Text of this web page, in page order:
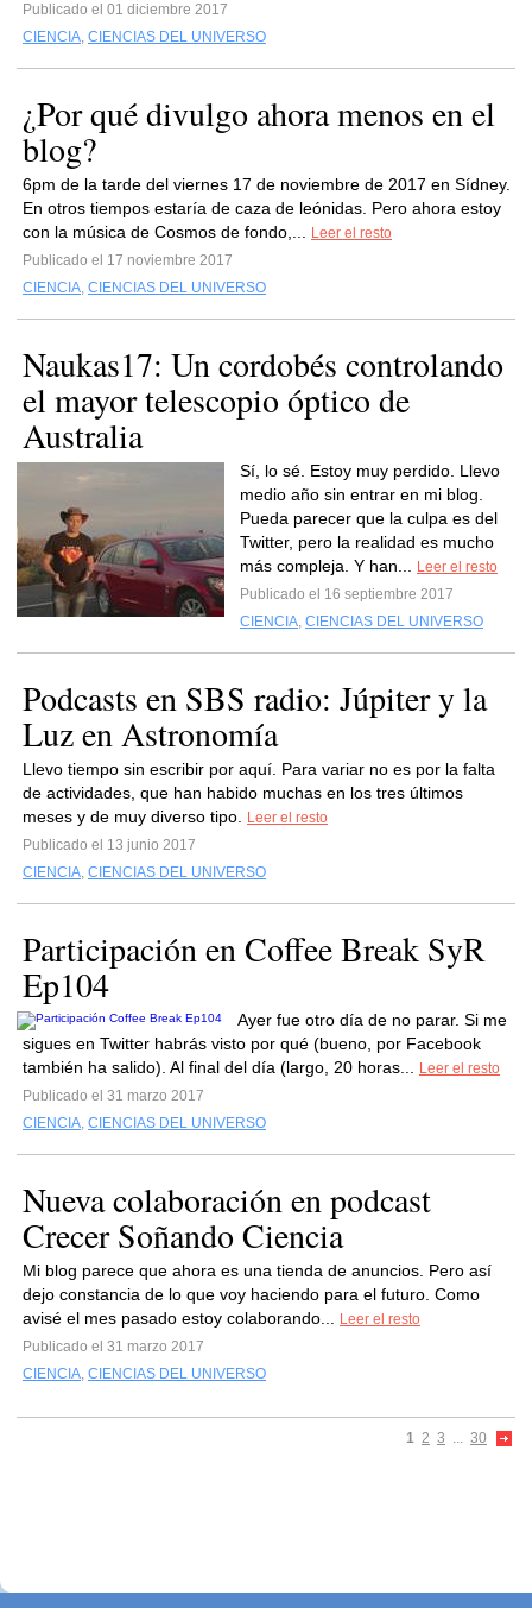
Publicado el 01 diciembre 2017
CIENCIA, CIENCIAS DEL UNIVERSO
¿Por qué divulgo ahora menos en el
blog?
6pm de la tarde del viernes 17 de noviembre de 2017 en Sídney.
En otros tiempos estaría de caza de leónidas. Pero ahora estoy
con la música de Cosmos de fondo,...
Leer el resto
Publicado el 17 noviembre 2017
CIENCIA, CIENCIAS DEL UNIVERSO
Naukas17: Un cordobés controlando
el mayor telescopio óptico de
Australia
Sí, lo sé. Estoy muy perdido. Llevo
medio año sin entrar en mi blog.
Pueda parecer que la culpa es del
Twitter, pero la realidad es mucho
más compleja. Y han...
Leer el resto
Publicado el 16 septiembre 2017
CIENCIA, CIENCIAS DEL UNIVERSO
Podcasts en SBS radio: Júpiter y la
Luz en Astronomía
Llevo tiempo sin escribir por aquí. Para variar no es por la falta
de actividades, que han habido muchas en los tres últimos
meses y de muy diverso tipo.
Leer el resto
Publicado el 13 junio 2017
CIENCIA, CIENCIAS DEL UNIVERSO
Participación en Coffee Break SyR
Ep104
Ayer fue otro día de no parar. Si me
sigues en Twitter habrás visto por qué (bueno, por Facebook
también ha salido). Al final del día (largo, 20 horas...
Leer el resto
Publicado el 31 marzo 2017
CIENCIA, CIENCIAS DEL UNIVERSO
Nueva colaboración en podcast
Crecer Soñando Ciencia
Mi blog parece que ahora es una tienda de anuncios. Pero así
dejo constancia de lo que voy haciendo para el futuro. Como
avisé el mes pasado estoy colaborando...
Leer el resto
Publicado el 31 marzo 2017
CIENCIA, CIENCIAS DEL UNIVERSO
1 2 3 ... 30